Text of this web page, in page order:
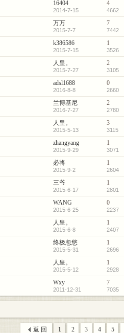
16404
2014-7-15
4
4662
万万
2015-7-7
7
7442
k386586
2015-7-15
1
3526
人皇。
2015-7-27
2
3105
adsl1688
2016-8-8
0
2660
兰博基尼
2016-7-27
2
2780
人皇。
2015-5-13
3
3115
zhangyang
2015-9-29
1
3071
必将
2015-9-2
1
2604
三爷
2015-6-17
1
2801
WANG
2015-6-25
0
2237
人皇。
2015-6-8
1
2407
终极忽悠
2015-5-31
1
2696
人皇。
2015-5-12
1
2928
Wxy
2011-12-31
7
7035
1 2 3 4 5
返 回